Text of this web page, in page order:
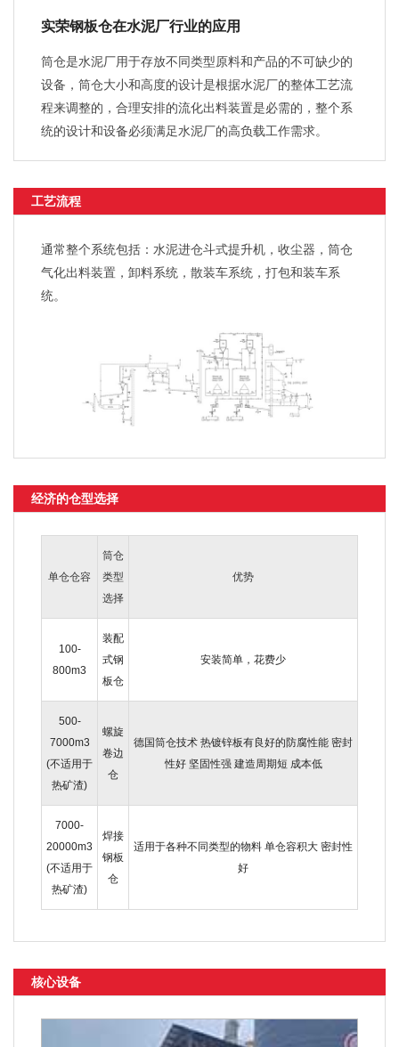
实荣钢板仓在水泥厂行业的应用
筒仓是水泥厂用于存放不同类型原料和产品的不可缺少的
设备，筒仓大小和高度的设计是根据水泥厂的整体工艺流
程来调整的，合理安排的流化出料装置是必需的，整个系
统的设计和设备必须满足水泥厂的高负载工作需求。
工艺流程
通常整个系统包括：水泥进仓斗式提升机，收尘器，筒仓
气化出料装置，卸料系统，散装车系统，打包和装车系
统。
经济的仓型选择
单仓仓容
筒仓
类型
选择
优势
100-
800m3
装配
式钢
板仓
安装简单，花费少
500-
7000m3
(不适用于
热矿渣)
螺旋
卷边
仓
德国筒仓技术 热镀锌板有良好的防腐性能 密封
性好 坚固性强 建造周期短 成本低
7000-
20000m3
(不适用于
热矿渣)
焊接
钢板
仓
适用于各种不同类型的物料 单仓容积大 密封性
好
核心设备